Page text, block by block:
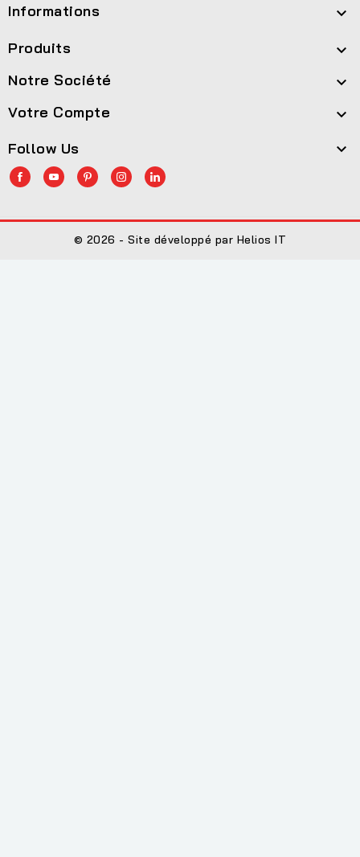
Informations 
Produits 
Notre Société 
Votre Compte 
Follow Us 
© 2026 - Site développé par Helios IT